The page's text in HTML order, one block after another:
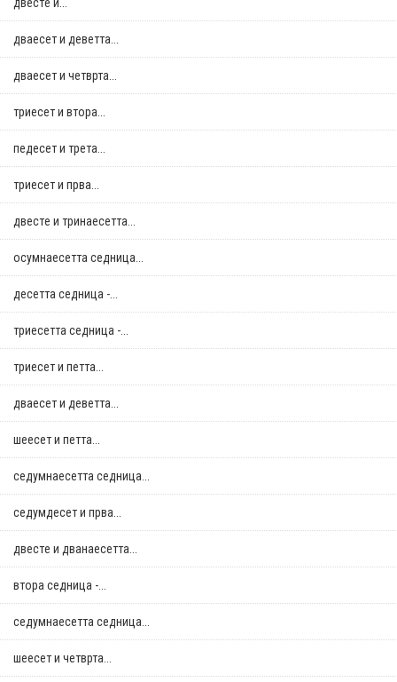
дваесет и деветта...
дваесет и четврта...
триесет и втора...
педесет и трета...
триесет и прва...
двестe и тринаесетта...
осумнaесетта седница...
десетта седница -...
триесетта седница -...
триесет и петта...
дваесет и деветта...
шеесет и петта...
седумнаесетта седница...
седумдесет и прва...
двестe и дванаесетта...
втора седница -...
седумнаесетта седница...
шеесет и четврта...